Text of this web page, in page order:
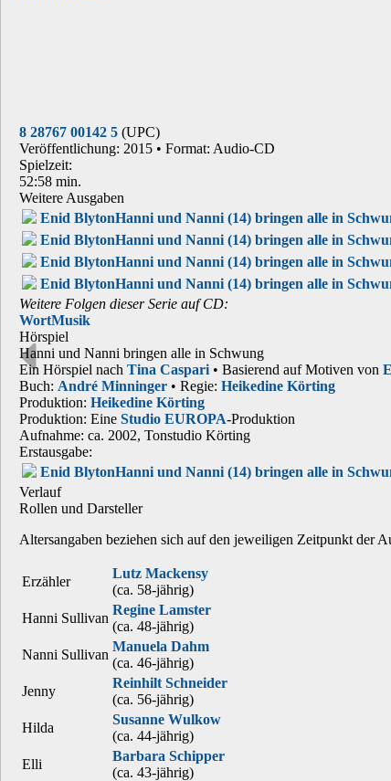
8 28767 00142 5(UPC)
Veröffentlichung: 2015• Format: Audio-CD
Spielzeit:
52:58 min.
Weitere Ausgaben
Enid BlytonHanni und Nanni (14) bringen alle in
Enid BlytonHanni und Nanni (14) bringen alle in
Enid BlytonHanni und Nanni (14) bringen alle in
Enid BlytonHanni und Nanni (14) bringen alle in
Weitere Folgen dieser Serie auf CD:
WortMusik
Hörspiel
Hanni und Nanni bringen alle in Schwung
Ein Hörspiel nach Tina Caspari• Basierend auf Motiven von
Buch: André Minninger• Regie: Heikedine Körting
Produktion: Heikedine Körting
Produktion: Eine Studio EUROPA-Produktion
Aufnahme: ca. 2002, Tonstudio Körting
Erstausgabe:
Enid BlytonHanni und Nanni (14) bringen alle in
Verlauf
Rollen und Darsteller
Altersangaben beziehen sich auf den jeweiligen Zeitpunkt der
Erzähler
Lutz Mackensy
(ca. 58‑jährig)
Hanni Sullivan
Regine Lamster
(ca. 48‑jährig)
Nanni Sullivan
Manuela Dahm
(ca. 46‑jährig)
Jenny
Reinhilt Schneider
(ca. 56‑jährig)
Hilda
Susanne Wulkow
(ca. 44‑jährig)
Elli
Barbara Schipper
(ca. 43‑jährig)